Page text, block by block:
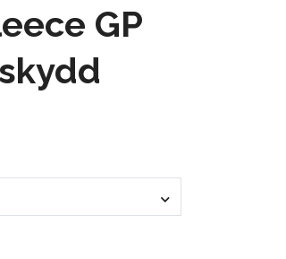
GP